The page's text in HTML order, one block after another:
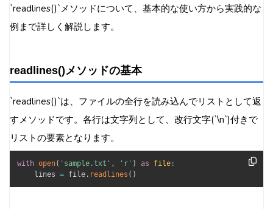
`readlines()`メソッドについて、基本的な使い方から実践的な
例まで詳しく解説します。
readlines()メソッドの基本
`readlines()`は、ファイルの全行を読み込んでリストとして返
すメソッドです。各行は文字列として、改行文字(`\n`)付きで
リストの要素となります。
with open( 'sample.txt' , 'r' ) as file :
    lines
= file . readlines ( )